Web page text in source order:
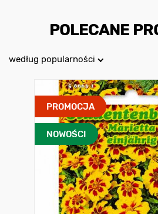
POLECANE
według popularności
PROMOCJA
NOWOŚCI